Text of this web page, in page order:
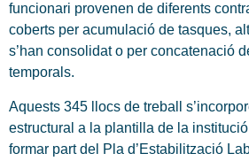
funcionari provenen de diferents
coberts per acumulació de tasques,
s’han consolidat o per concatenació
temporals.
Aquests 345 llocs de treball
estructural a la plantilla de la
formar part del Pla d’Estabilització